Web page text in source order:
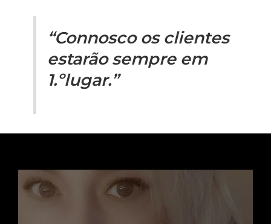
“Connosco os clientes
estarão sempre em
1.ºlugar.”